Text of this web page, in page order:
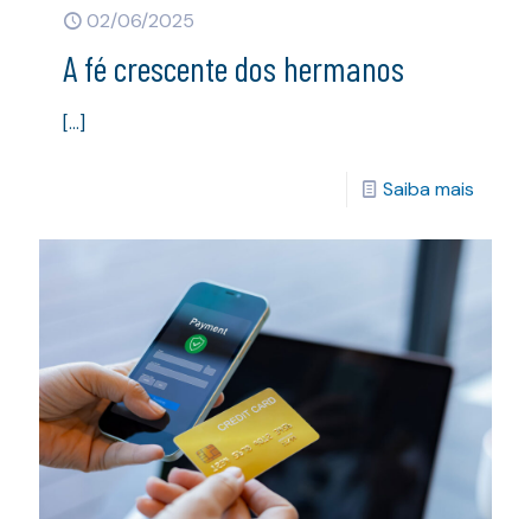
02/06/2025
A fé crescente dos hermanos
[…]
Saiba mais